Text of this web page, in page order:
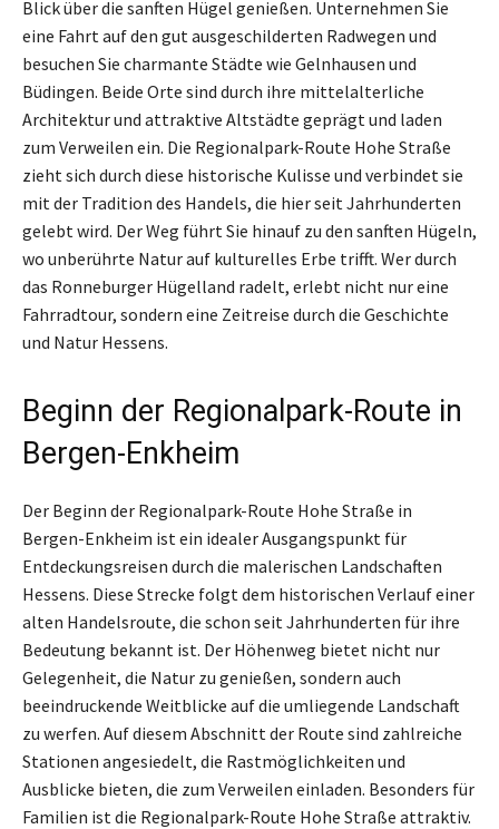
Blick über die sanften Hügel genießen. Unternehmen Sie
eine Fahrt auf den gut ausgeschilderten Radwegen und
besuchen Sie charmante Städte wie Gelnhausen und
Büdingen. Beide Orte sind durch ihre mittelalterliche
Architektur und attraktive Altstädte geprägt und laden
zum Verweilen ein. Die Regionalpark-Route Hohe Straße
zieht sich durch diese historische Kulisse und verbindet sie
mit der Tradition des Handels, die hier seit Jahrhunderten
gelebt wird. Der Weg führt Sie hinauf zu den sanften Hügeln,
wo unberührte Natur auf kulturelles Erbe trifft. Wer durch
das Ronneburger Hügelland radelt, erlebt nicht nur eine
Fahrradtour, sondern eine Zeitreise durch die Geschichte
und Natur Hessens.
Beginn der Regionalpark-Route in
Bergen-Enkheim
Der Beginn der Regionalpark-Route Hohe Straße in
Bergen-Enkheim ist ein idealer Ausgangspunkt für
Entdeckungsreisen durch die malerischen Landschaften
Hessens. Diese Strecke folgt dem historischen Verlauf einer
alten Handelsroute, die schon seit Jahrhunderten für ihre
Bedeutung bekannt ist. Der Höhenweg bietet nicht nur
Gelegenheit, die Natur zu genießen, sondern auch
beeindruckende Weitblicke auf die umliegende Landschaft
zu werfen. Auf diesem Abschnitt der Route sind zahlreiche
Stationen angesiedelt, die Rastmöglichkeiten und
Ausblicke bieten, die zum Verweilen einladen. Besonders für
Familien ist die Regionalpark-Route Hohe Straße attraktiv.